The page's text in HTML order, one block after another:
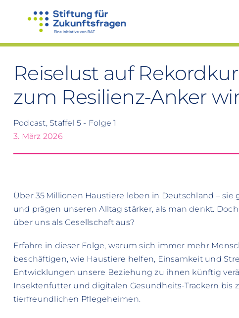
Reiselust auf
zum Resilienz-Anker
Podcast, Staffel 5 - Folge 1
3. März 2026
Über 35 Millionen Haustiere leben in Deutschland – sie
und prägen unseren Alltag stärker, als man denkt.
über uns als Gesellschaft aus?
Erfahre in dieser Folge, warum sich immer mehr
beschäftigen, wie Haustiere helfen, Einsamkeit und
Entwicklungen unsere Beziehung zu ihnen künftig
Insektenfutter und digitalen Gesundheits-Trackern bis
tierfreundlichen Pflegeheimen.